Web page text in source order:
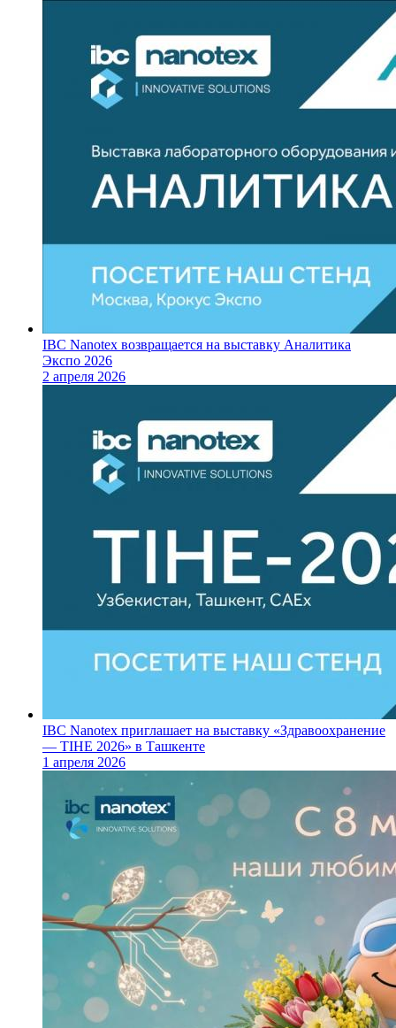
IBC Nanotex возвращается на выставку Аналитика
Экспо 2026
2 апреля 2026
IBC Nanotex приглашает на выставку «Здравоохранение
— TIHE 2026» в Ташкенте
1 апреля 2026